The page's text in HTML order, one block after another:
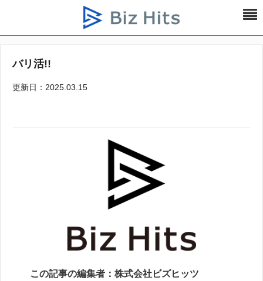
バリ活!!
更新日：2025.03.15
この記事の編集者：株式会社ビズヒッツ